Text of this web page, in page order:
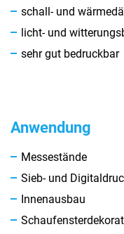
schall- und
licht- und
sehr gut bedruckbar
Anwendung
Messestände
Sieb- und
Innenausbau